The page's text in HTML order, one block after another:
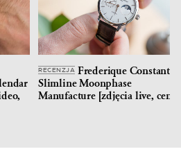
RECENZJA Frederique Constant
Slimline Moonphase
Manufacture [zdjęcia live, cena]